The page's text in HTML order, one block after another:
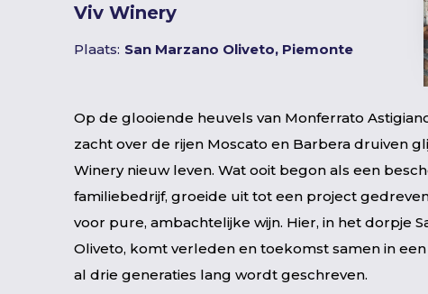
Viv Winery
Plaats: San Marzano Oliveto, Piemonte
Op de glooiende heuvels van Monferrato
zacht over de rijen Moscato en Barbera druiven
Winery nieuw leven. Wat ooit begon als een
familiebedrijf, groeide uit tot een project
voor pure, ambachtelijke wijn. Hier, in het dorpje
Oliveto, komt verleden en toekomst samen in
al drie generaties lang wordt geschreven.